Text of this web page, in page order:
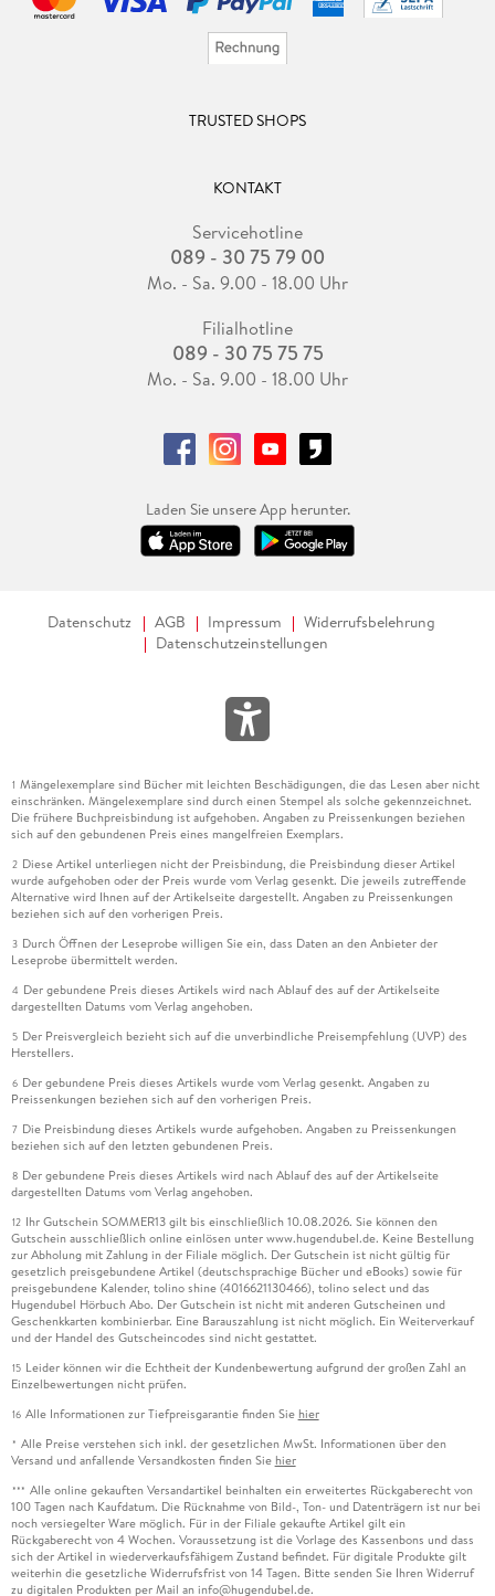
TRUSTED SHOPS
KONTAKT
Servicehotline
089 - 30 75 79 00
Mo. - Sa. 9.00 - 18.00 Uhr
Filialhotline
089 - 30 75 75 75
Mo. - Sa. 9.00 - 18.00 Uhr
Laden Sie unsere App herunter.
Datenschutz AGB Impressum
Widerrufsbelehrung
Datenschutzeinstellungen
1 Mängelexemplare sind Bücher mit leichten Beschädigungen, die das Lesen aber nicht
einschränken. Mängelexemplare sind durch einen Stempel als solche gekennzeichnet.
Die frühere Buchpreisbindung ist aufgehoben. Angaben zu Preissenkungen beziehen
sich auf den gebundenen Preis eines mangelfreien Exemplars.
2 Diese Artikel unterliegen nicht der Preisbindung, die Preisbindung dieser Artikel
wurde aufgehoben oder der Preis wurde vom Verlag gesenkt. Die jeweils zutreffende
Alternative wird Ihnen auf der Artikelseite dargestellt. Angaben zu Preissenkungen
beziehen sich auf den vorherigen Preis.
3 Durch Öffnen der Leseprobe willigen Sie ein, dass Daten an den Anbieter der
Leseprobe übermittelt werden.
4 Der gebundene Preis dieses Artikels wird nach Ablauf des auf der Artikelseite
dargestellten Datums vom Verlag angehoben.
5 Der Preisvergleich bezieht sich auf die unverbindliche Preisempfehlung (UVP) des
Herstellers.
6 Der gebundene Preis dieses Artikels wurde vom Verlag gesenkt. Angaben zu
Preissenkungen beziehen sich auf den vorherigen Preis.
7 Die Preisbindung dieses Artikels wurde aufgehoben. Angaben zu Preissenkungen
beziehen sich auf den letzten gebundenen Preis.
8 Der gebundene Preis dieses Artikels wird nach Ablauf des auf der Artikelseite
dargestellten Datums vom Verlag angehoben.
12 Ihr Gutschein SOMMER13 gilt bis einschließlich 10.08.2026. Sie können den
Gutschein ausschließlich online einlösen unter www.hugendubel.de. Keine Bestellung
zur Abholung mit Zahlung in der Filiale möglich. Der Gutschein ist nicht gültig für
gesetzlich preisgebundene Artikel (deutschsprachige Bücher und eBooks) sowie für
preisgebundene Kalender, tolino shine (4016621130466), tolino select und das
Hugendubel Hörbuch Abo. Der Gutschein ist nicht mit anderen Gutscheinen und
Geschenkkarten kombinierbar. Eine Barauszahlung ist nicht möglich. Ein Weiterverkauf
und der Handel des Gutscheincodes sind nicht gestattet.
15 Leider können wir die Echtheit der Kundenbewertung aufgrund der großen Zahl an
Einzelbewertungen nicht prüfen.
16 Alle Informationen zur Tiefpreisgarantie finden Sie hier
* Alle Preise verstehen sich inkl. der gesetzlichen MwSt. Informationen über den
Versand und anfallende Versandkosten finden Sie hier
*** Alle online gekauften Versandartikel beinhalten ein erweitertes Rückgaberecht von
100 Tagen nach Kaufdatum. Die Rücknahme von Bild-, Ton- und Datenträgern ist nur bei
noch versiegelter Ware möglich. Für in der Filiale gekaufte Artikel gilt ein
Rückgaberecht von 4 Wochen. Voraussetzung ist die Vorlage des Kassenbons und dass
sich der Artikel in wiederverkaufsfähigem Zustand befindet. Für digitale Produkte gilt
weiterhin die gesetzliche Widerrufsfrist von 14 Tagen. Bitte senden Sie Ihren Widerruf
zu digitalen Produkten per Mail an info@hugendubel.de.